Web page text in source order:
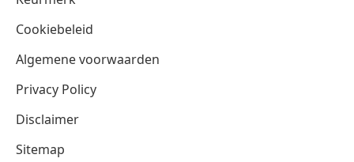
Cookiebeleid
Algemene voorwaarden
Privacy Policy
Disclaimer
Sitemap